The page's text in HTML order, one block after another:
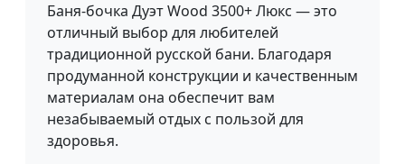
Баня-бочка Дуэт Wood 3500+ Люкс — это
отличный выбор для любителей
традиционной русской бани. Благодаря
продуманной конструкции и качественным
материалам она обеспечит вам
незабываемый отдых с пользой для
здоровья.